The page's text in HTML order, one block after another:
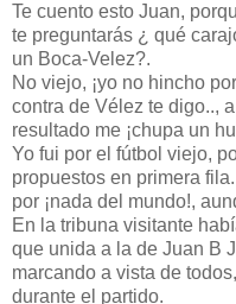
Te cuento esto Juan,
te preguntarás ¿ qué
un Boca-Velez?.
No viejo, ¡yo no hincho
contra de Vélez te digo..,
resultado me ¡chupa un
Yo fui por el fútbol viejo,
propuestos en primera
por ¡nada del mundo!,
En la tribuna visitante
que unida a la de Juan B
marcando a vista de
durante el partido.